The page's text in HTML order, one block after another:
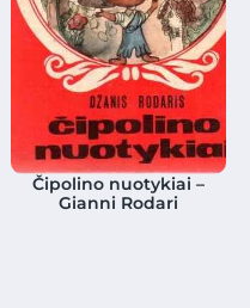
Čipolino nuotykiai –
Gianni Rodari